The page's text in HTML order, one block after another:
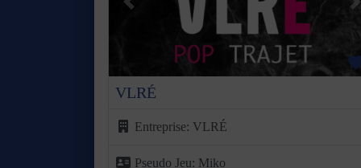
Précédent
VLRÉ
Entreprise: VLRÉ
Pseudo Jeu: Miko